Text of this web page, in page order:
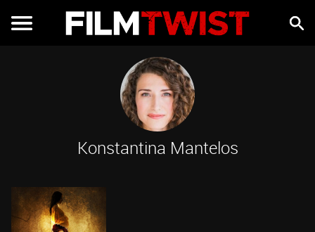
Konstantina Mantelos